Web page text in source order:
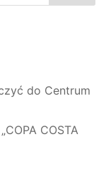
do Centrum
COSTA